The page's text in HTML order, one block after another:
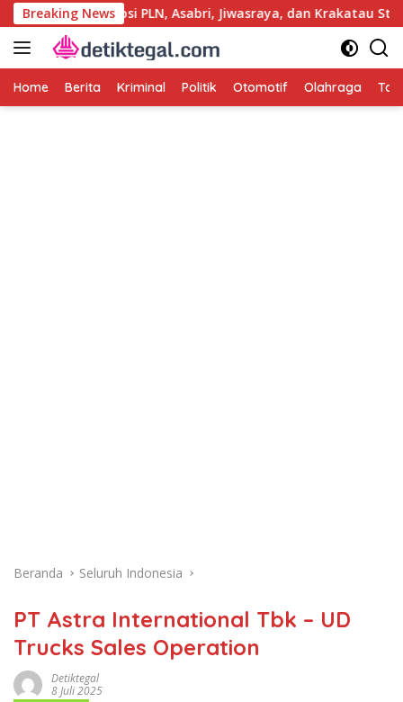
Langsung
ke
konten
Breaking News
Kasus Korupsi PLN, Asabri, Jiwasraya, dan Krakatau Steel
Home Berita Kriminal Politik Otomotif Olahraga
Beranda Seluruh Indonesia
PT Astra International Tbk – UD
Trucks Sales Operation
Detiktegal
8 Juli 2025